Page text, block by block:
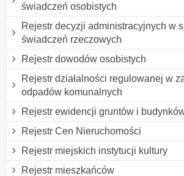
świadczeń osobistych
Rejestr decyzji administracyjnych w
świadczeń rzeczowych
Rejestr dowodów osobistych
Rejestr działalności regulowanej w
odpadów komunalnych
Rejestr ewidencji gruntów i
Rejestr Cen Nieruchomości
Rejestr miejskich instytucji kultury
Rejestr mieszkańców